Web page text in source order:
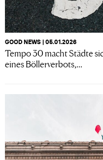
GOOD NEWS | 05.01.2026
Tempo 30 macht Städte
eines Böllerverbots,...